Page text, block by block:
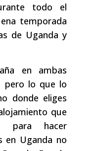
todo el
temporada
de Uganda y
en ambas
pero lo que lo
donde eliges
que
para hacer
en Uganda no